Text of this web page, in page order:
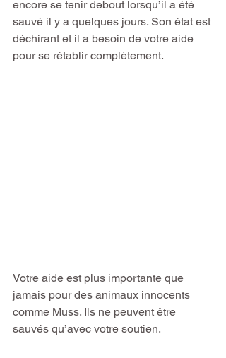
encore se tenir debout lorsqu’il a été
sauvé il y a quelques jours. Son état est
déchirant et il a besoin de votre aide
pour se rétablir complètement.
Votre aide est plus importante que
jamais pour des animaux innocents
comme Muss. Ils ne peuvent être
sauvés qu’avec votre soutien.